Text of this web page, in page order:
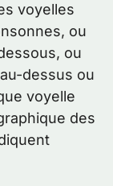
voyelles
ou
ou
dessus ou
voyelle
des